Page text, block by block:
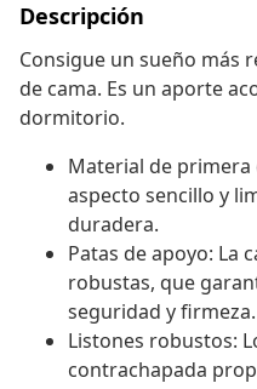
Descripción
Consigue un sueño más
de cama. Es un aporte
dormitorio.
Material de primera
aspecto sencillo y
duradera.
Patas de apoyo: La
robustas, que
seguridad y firmeza.
Listones robustos:
contrachapada